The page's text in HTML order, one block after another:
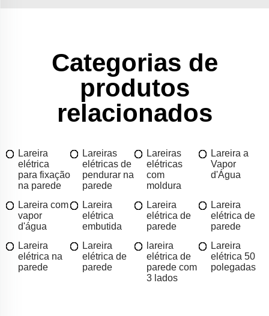
Categorias de
produtos
relacionados
Lareira
elétrica
para fixação
na parede
Lareiras
elétricas de
pendurar na
parede
Lareiras
elétricas
com
moldura
Lareira a
Vapor
d'Água
Lareira com
vapor
d'água
Lareira
elétrica
embutida
Lareira
elétrica de
parede
Lareira
elétrica de
parede
Lareira
elétrica na
parede
Lareira
elétrica de
parede
lareira
elétrica de
parede com
3 lados
Lareira
elétrica 50
polegadas